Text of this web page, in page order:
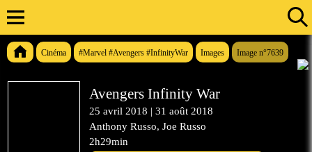
Cinéma #Marvel #Avengers #InfinityWar Images Image n°7639
Avengers Infinity War
25 avril 2018 | 31 août 2018
Anthony Russo, Joe Russo
2h29min